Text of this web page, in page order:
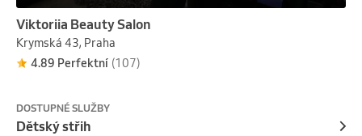
Viktoriia Beauty Salon
Krymská 43, Praha
4.89 Perfektní (107)
DOSTUPNÉ SLUŽBY
Dětský střih